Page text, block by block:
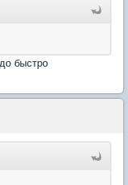
быстро